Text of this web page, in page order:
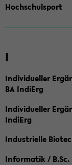
Hochschulsport
I
Individueller
BA IndiErg
Individueller
IndiErg
Industrielle
Informatik / B.Sc.